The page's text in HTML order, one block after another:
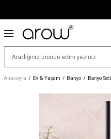
Anasayfa / Ev & Yaşam / Banyo / Banyo Seti